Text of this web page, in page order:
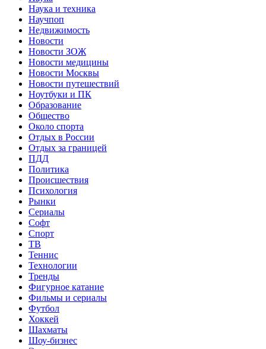
Наука и техника
Научпоп
Недвижимость
Новости
Новости ЗОЖ
Новости медицины
Новости Москвы
Новости путешествий
Ноутбуки и ПК
Образование
Общество
Около спорта
Отдых в России
Отдых за границей
ПДД
Политика
Происшествия
Психология
Рынки
Сериалы
Софт
Спорт
ТВ
Теннис
Технологии
Тренды
Фигурное катание
Фильмы и сериалы
Футбол
Хоккей
Шахматы
Шоу-бизнес